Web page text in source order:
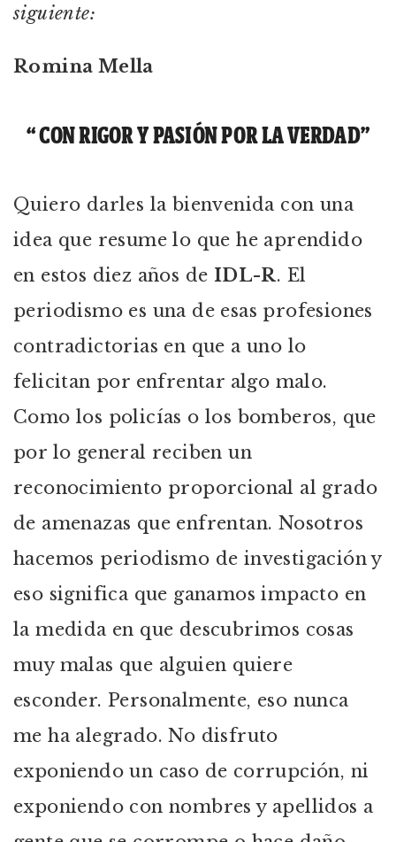
siguiente:
Romina Mella
“ CON RIGOR Y PASIÓN POR LA VERDAD”
Quiero darles la bienvenida con una
idea que resume lo que he aprendido
en estos diez años de IDL-R. El
periodismo es una de esas profesiones
contradictorias en que a uno lo
felicitan por enfrentar algo malo.
Como los policías o los bomberos, que
por lo general reciben un
reconocimiento proporcional al grado
de amenazas que enfrentan. Nosotros
hacemos periodismo de investigación y
eso significa que ganamos impacto en
la medida en que descubrimos cosas
muy malas que alguien quiere
esconder. Personalmente, eso nunca
me ha alegrado. No disfruto
exponiendo un caso de corrupción, ni
exponiendo con nombres y apellidos a